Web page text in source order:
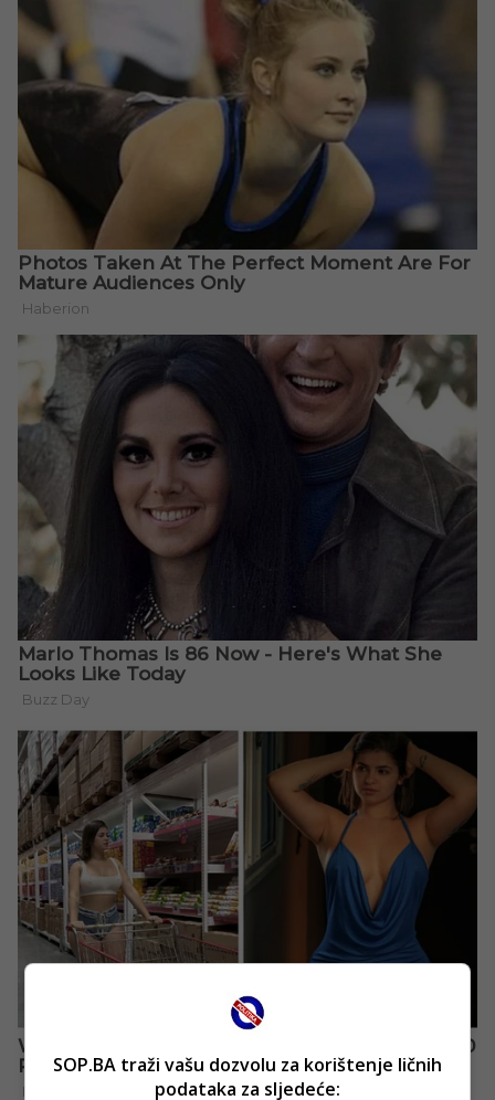
SOP.BA traži vašu dozvolu za korištenje ličnih
podataka za sljedeće: